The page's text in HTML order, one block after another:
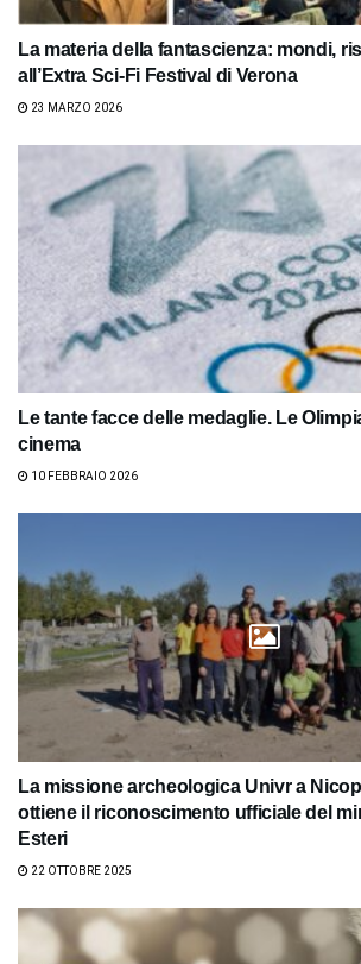
La materia della fantascienza: mondi,
all’Extra Sci-Fi Festival di Verona
23 MARZO 2026
Le tante facce delle medaglie. Le
cinema
10 FEBBRAIO 2026
La missione archeologica Univr a
ottiene il riconoscimento ufficiale del
Esteri
22 OTTOBRE 2025